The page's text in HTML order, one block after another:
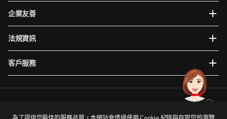
企業友善
法規資訊
客戶服務